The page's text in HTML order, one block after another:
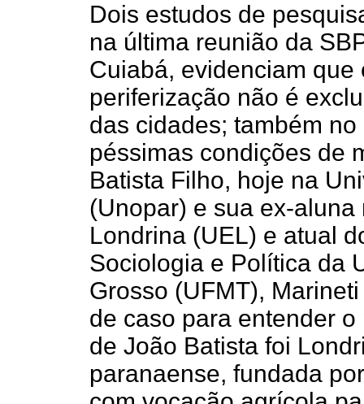
Dois estudos de
na última reunião da
Cuiabá, evidenciam
periferização não é
das cidades; também
péssimas condições de
Batista Filho, hoje na
(Unopar) e sua ex-
Londrina (UEL) e atual
Sociologia e Política da
Grosso (UFMT),
de caso para entender
de João Batista foi
paranaense, fundada